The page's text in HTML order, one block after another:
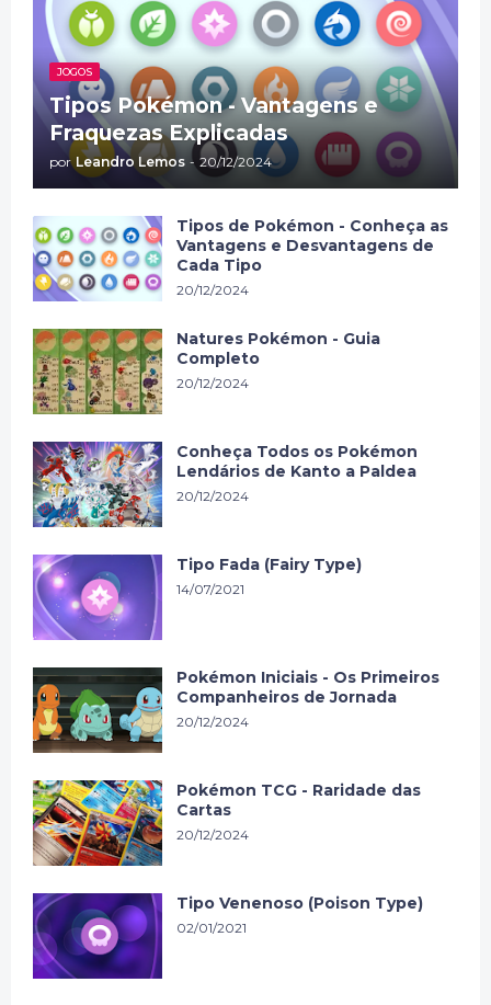
JOGOS
Tipos Pokémon - Vantagens e
Fraquezas Explicadas
por Leandro Lemos - 20/12/2024
Tipos de Pokémon - Conheça as
Vantagens e Desvantagens de
Cada Tipo
20/12/2024
Natures Pokémon - Guia
Completo
20/12/2024
Conheça Todos os Pokémon
Lendários de Kanto a Paldea
20/12/2024
Tipo Fada (Fairy Type)
14/07/2021
Pokémon Iniciais - Os Primeiros
Companheiros de Jornada
20/12/2024
Pokémon TCG - Raridade das
Cartas
20/12/2024
Tipo Venenoso (Poison Type)
02/01/2021